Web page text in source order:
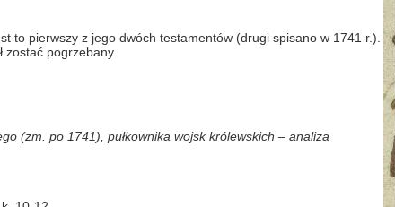
to pierwszy z jego dwóch testamentów (drugi spisano w 1741 r.).
zostać pogrzebany.
(zm. po 1741), pułkownika wojsk królewskich – analiza